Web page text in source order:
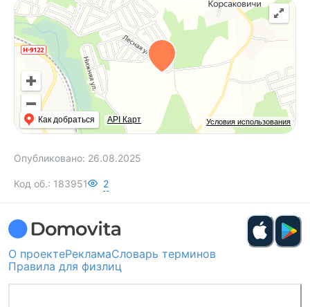
Условия использования
Как добраться API Карт
Опубликовано: 26.08.2025
Код об.: 183951 2
О проектеРекламаСловарь терминов
Правила для физлиц